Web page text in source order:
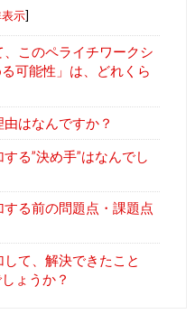
示]
このペライチワークシ
可能性」は、どれくら
はなんですか？
る”決め手”はなんでし
る前の問題点・課題点
て、解決できたこと
ょうか？